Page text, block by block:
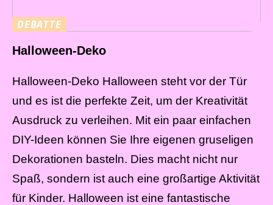
DEBATTE
Halloween-Deko
Halloween-Deko Halloween steht vor der Tür
und es ist die perfekte Zeit, um der Kreativität
Ausdruck zu verleihen. Mit ein paar einfachen
DIY-Ideen können Sie Ihre eigenen gruseligen
Dekorationen basteln. Dies macht nicht nur
Spaß, sondern ist auch eine großartige Aktivität
für Kinder. Halloween ist eine fantastische